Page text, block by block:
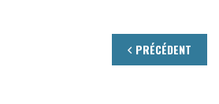
PRÉCÉDENT